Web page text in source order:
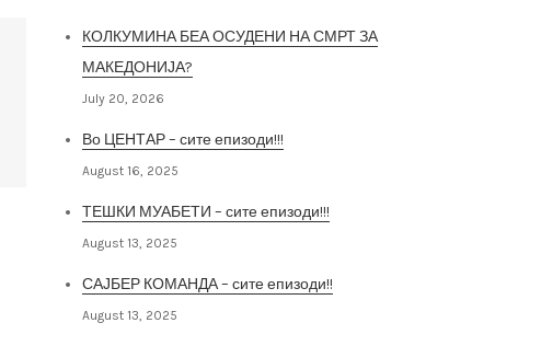
КОЛКУМИНА БЕА ОСУДЕНИ НА СМРТ ЗА
МАКЕДОНИЈА?
July 20, 2026
Во ЦЕНТАР – сите епизоди!!!
August 16, 2025
ТЕШКИ МУАБЕТИ – сите епизоди!!!
August 13, 2025
САЈБЕР КОМАНДА – сите епизоди!!
August 13, 2025